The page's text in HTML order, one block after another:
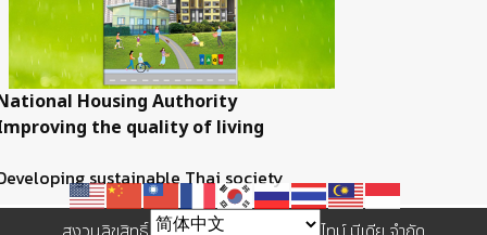
Housing Authority
the quality of living
sustainable Thai society